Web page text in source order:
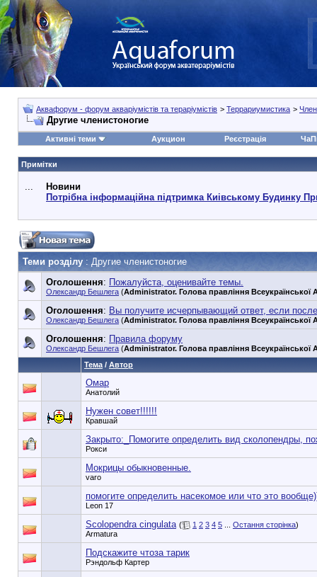
Аквафорум - форум акваріумістів та тераріумістів > Террариумистика >
Другие членистоногие
Активні теми Аукцион Реєстрація
Примітки
...
Новини
Потрібна інформаційна підтримка Киівському Будинку
Теми розділу : Другие членистоногие
Оголошення: Пожалуйста, оценивайте темы.
Олександр Бешлега (Administrator. Голова правління Всеукраїнської
Оголошення: Вы получите исчерпывающий ответ, если
Олександр Бешлега (Administrator. Голова правління Всеукраїнської
Оголошення: Правила форуму
Олександр Бешлега (Administrator. Голова правління Всеукраїнської
Тема / Автор
Омар
Анатолий
Нужен совет!!!!!!
Кравшай
Закрыто:_ Помогите определить вид сколопендры,
Рокси
Мокрицы обыкновенные.
varo
помогите определить насекомое или что это
Leon 17
Scolopendra cingulata ( 1 2 3 4 5 Остання сторінка)
Armatura
Подскажите чтоза тарик
Рэндольф Картер